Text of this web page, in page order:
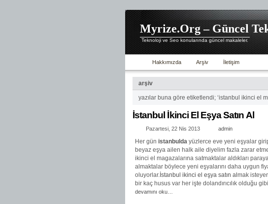
Myrize.Org – Güncel
Teknoloji ve Seo konularında güncel makaleler.
Hakkımızda Arşiv İletişim
arşiv
yazılar buna göre etiketlendi; ‘istanbul ikinci el
İstanbul İkinci El Eşya Satın Al
Pazartesi, 22 Nis 2013 admin
Her gün istanbulda yüzlerce eve yeni eşyalar
beyaz eşya ailen halk aile diyelim fazla zarar
ikinci el magazalarına satmaktalar aldıkları
almaktalar böylece yeni eşyalarını daha uygun
oluyorlar. İstanbul ikinci el eşya satın al mak
bir kaç husus var her işte dolandırıcılık olduğu
devamını oku…